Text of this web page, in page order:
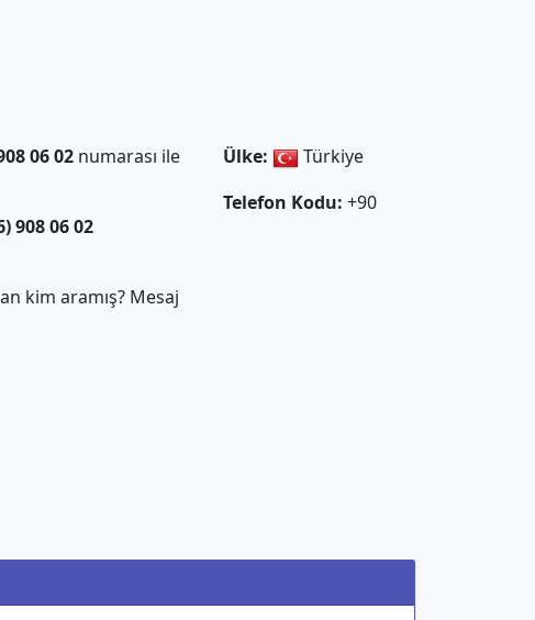
06 02numarası ile
908 06 02
kim aramış? Mesaj
Ülke:
Türkiye
Telefon Kodu: +90